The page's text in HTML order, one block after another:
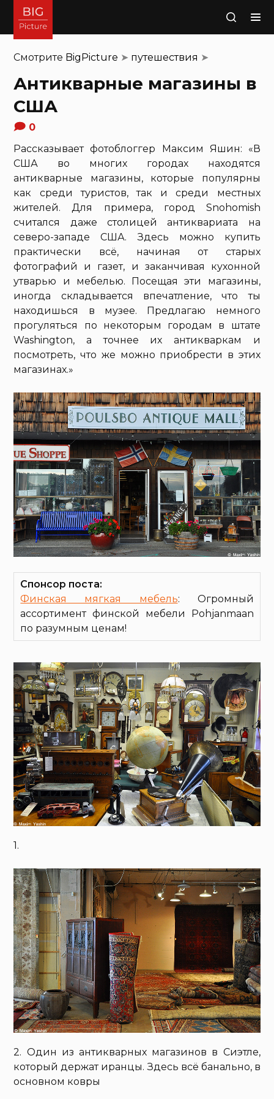
Поиск
Смотрите BigPicture ➤ путешествия ➤
Антикварные магазины в
США
0
Рассказывает фотоблоггер Максим Яшин: «В
США во многих городах находятся
антикварные магазины, которые популярны
как среди туристов, так и среди местных
жителей. Для примера, город Snohomish
считался даже столицей антиквариата на
северо-западе США. Здесь можно купить
практически всё, начиная от старых
фотографий и газет, и заканчивая кухонной
утварью и мебелью. Посещая эти магазины,
иногда складывается впечатление, что ты
находишься в музее. Предлагаю немного
прогуляться по некоторым городам в штате
Washington, а точнее их антикваркам и
посмотреть, что же можно приобрести в этих
магазинах.»
Спонсор поста:
Финская мягкая мебель: Огромный
ассортимент финской мебели Pohjanmaan
по разумным ценам!
1.
2. Один из антикварных магазинов в Сиэтле,
который держат иранцы. Здесь всё банально, в
основном ковры